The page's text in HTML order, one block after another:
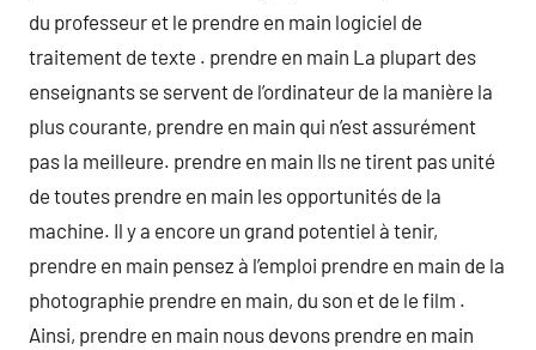
du professeur et le prendre en main logiciel de
traitement de texte . prendre en main La plupart des
enseignants se servent de l’ordinateur de la manière la
plus courante, prendre en main qui n’est assurément
pas la meilleure. prendre en main Ils ne tirent pas unité
de toutes prendre en main les opportunités de la
machine. Il y a encore un grand potentiel à tenir,
prendre en main pensez à l’emploi prendre en main de la
photographie prendre en main, du son et de le film .
Ainsi, prendre en main nous devons prendre en main